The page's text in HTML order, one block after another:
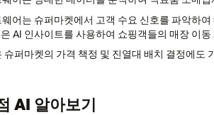
어는 슈퍼마켓에서 고객 수요 신호를 파악하
AI 인사이트를 사용하여 쇼핑객들의 매장 이
슈퍼마켓의 가격 책정 및 진열대 배치 결정에도
AI 알아보기